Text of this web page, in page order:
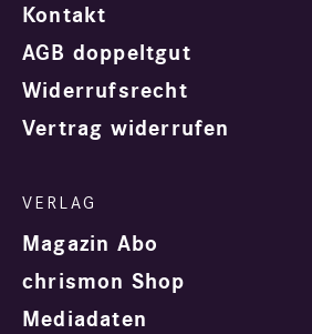
Kontakt
AGB doppeltgut
Widerrufsrecht
Vertrag widerrufen
Magazin Abo
chrismon Shop
Mediadaten